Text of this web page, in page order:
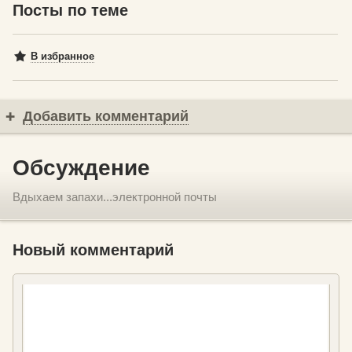
Посты по теме
В избранное
Добавить комментарий
Обсуждение
Вдыхаем запахи...электронной почты
Новый комментарий